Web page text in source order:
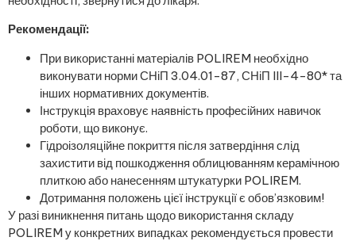
Рекомендації:
При використанні матеріалів POLIREM необхідно
виконувати норми СНіП 3.04.01-87, СНіП III-4-80* та
інших нормативних документів.
Інструкція враховує наявність професійних навичок
роботи, що виконує.
Гідроізоляційне покриття після затвердіння слід
захистити від пошкодження облицюванням керамічною
плиткою або нанесенням штукатурки POLIREM.
Дотримання положень цієї інструкції є обов’язковим!
У разі виникнення питань щодо використання складу
POLIREM у конкретних випадках рекомендується провести